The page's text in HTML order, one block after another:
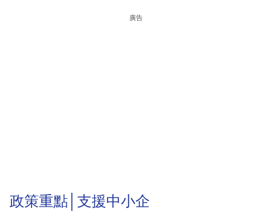
廣告
政策重點│支援中小企